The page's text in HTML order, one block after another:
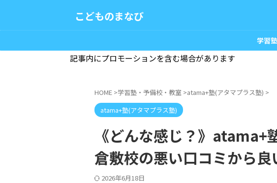
こどものまなび
記事内にプロモーションを含む場合があります
HOME >学習塾・予備校・教室 >atama+塾(アタマプラス塾) >
atama+塾(アタマプラス塾)
《どんな感じ？》atama+
倉敷校の悪い口コミから良
2026年6月18日